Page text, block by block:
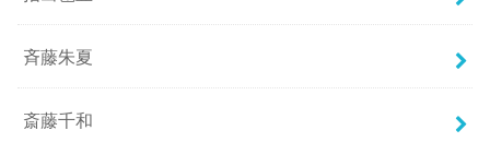
斉藤朱夏
斎藤千和